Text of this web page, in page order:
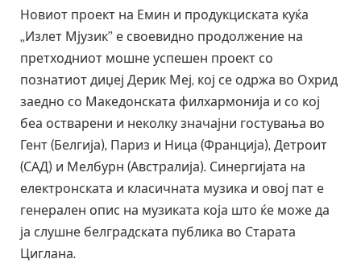
Новиот проект на Емин и продукциската куќа
„Излет Мјузик” е своевидно продолжение на
претходниот мошне успешен проект со
познатиот диџеј Дерик Меј, кој се одржа во Охрид
заедно со Македонската филхармонија и со кој
беа остварени и неколку значајни гостувања во
Гент (Белгија), Париз и Ница (Франција), Детроит
(САД) и Мелбурн (Австралија). Синергијата на
електронската и класичната музика и овој пат е
генерален опис на музиката која што ќе може да
ја слушне белградската публика во Старата
Циглана.